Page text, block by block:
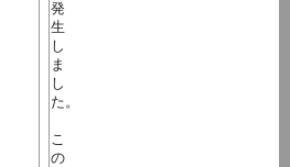
発
生
し
ま
し
た。
こ
の